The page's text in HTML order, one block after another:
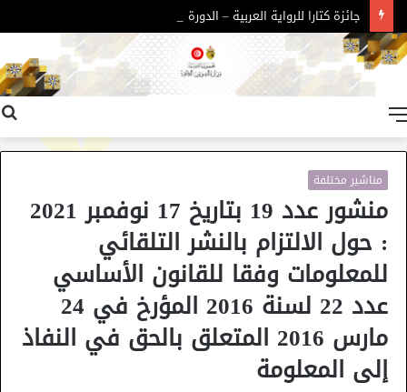
جائزة كتارا للرواية العربية – الدورة 11
مناشير مختلفة
منشور عدد 19 بتاريخ 17 نوفمبر 2021
: حول الالتزام بالنشر التلقائي
للمعلومات وفقا للقانون الأساسي
عدد 22 لسنة 2016 المؤرخ في 24
مارس 2016 المتعلق بالحق في النفاذ
إلى المعلومة